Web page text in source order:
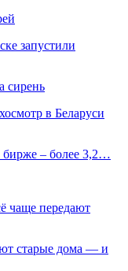
запустили
сирень
в Беларуси
бирже – более 3,2…
чаще передают
старые дома — и